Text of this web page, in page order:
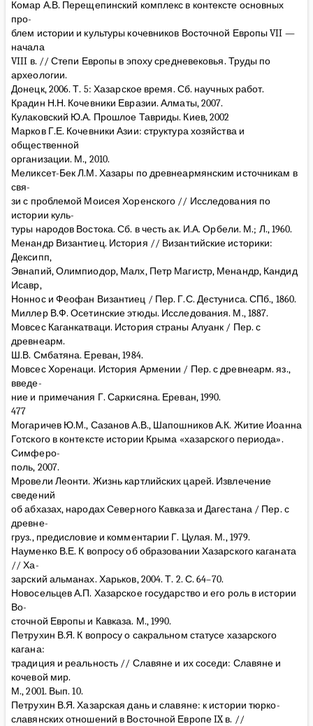
Комар А.В. Перещепинский комплекс в контексте основных
про-
блем истории и культуры кочевников Восточной Европы VII —
начала
VIII в. // Степи Европы в эпоху средневековья. Труды по
археологии.
Донецк, 2006. Т. 5: Хазарское время. Сб. научных работ.
Крадин Н.Н. Кочевники Евразии. Алматы, 2007.
Кулаковский Ю.А. Прошлое Тавриды. Киев, 2002
Марков Г.Е. Кочевники Азии: структура хозяйства и
общественной
организации. М., 2010.
Меликсет-Бек Л.М. Хазары по древнеармянским источникам в
свя-
зи с проблемой Моисея Хоренского // Исследования по
истории куль-
туры народов Востока. Сб. в честь ак. И.А. Орбели. М.; Л., 1960.
Менандр Византиец. История // Византийские историки:
Дексипп,
Эвнапий, Олимпиодор, Малх, Петр Магистр, Менандр, Кандид
Исавр,
Ноннос и Феофан Византиец / Пер. Г.С. Дестуниса. СПб., 1860.
Миллер В.Ф. Осетинские этюды. Исследования. М., 1887.
Мовсес Каганкатваци. История страны Алуанк / Пер. с
древнеарм.
Ш.В. Смбатяна. Ереван, 1984.
Мовсес Хоренаци. История Армении / Пер. с древнеарм. яз.,
введе-
ние и примечания Г. Саркисяна. Ереван, 1990.
477
Могаричев Ю.М., Сазанов А.В., Шапошников А.К. Житие Иоанна
Готского в контексте истории Крыма «хазарского периода».
Симферо-
поль, 2007.
Мровели Леонти. Жизнь картлийских царей. Извлечение
сведений
об абхазах, народах Северного Кавказа и Дагестана / Пер. с
древне-
груз., предисловие и комментарии Г. Цулая. М., 1979.
Науменко В.Е. К вопросу об образовании Хазарского каганата
// Ха-
зарский альманах. Харьков, 2004. Т. 2. С. 64–70.
Новосельцев А.П. Хазарское государство и его роль в истории
Во-
сточной Европы и Кавказа. М., 1990.
Петрухин В.Я. К вопросу о сакральном статусе хазарского
кагана:
традиция и реальность // Славяне и их соседи: Славяне и
кочевой мир.
М., 2001. Вып. 10.
Петрухин В.Я. Хазарская дань и славяне: к истории тюрко-
славянских отношений в Восточной Европе IX в. //